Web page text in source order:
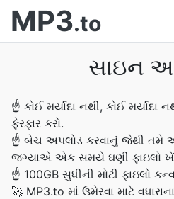
MP3.to
સાઇન
☝ કોઈ મર્યાદા નથી, કોઈ
ફેરફાર કરો.
☝ બેચ અપલોડ કરવાનું જેથી તમે
જગ્યાએ એક સમયે ઘણી ફાઇલો
☝ 100GB સુધીની મોટી ફાઇલો
🚀 MP3.to માં ઉમેરવા માટે